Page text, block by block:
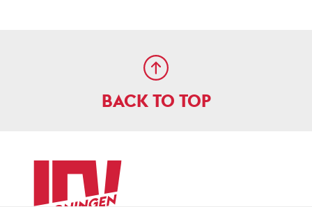
BACK TO TOP